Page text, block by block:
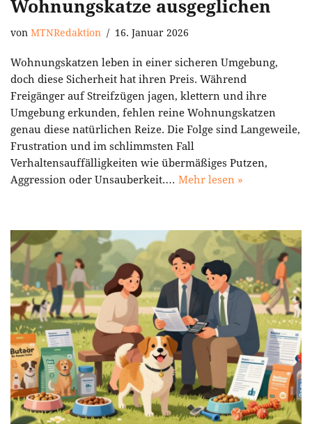
Wohnungskatze ausgeglichen
von MTNRedaktion 16. Januar 2026
Wohnungskatzen leben in einer sicheren Umgebung,
doch diese Sicherheit hat ihren Preis. Während
Freigänger auf Streifzügen jagen, klettern und ihre
Umgebung erkunden, fehlen reine Wohnungskatzen
genau diese natürlichen Reize. Die Folge sind Langeweile,
Frustration und im schlimmsten Fall
Verhaltensauffälligkeiten wie übermäßiges Putzen,
Aggression oder Unsauberkeit.… Mehr lesen »